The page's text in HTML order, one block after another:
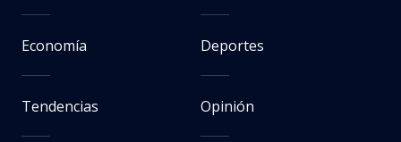
Economía Deportes
Tendencias Opinión